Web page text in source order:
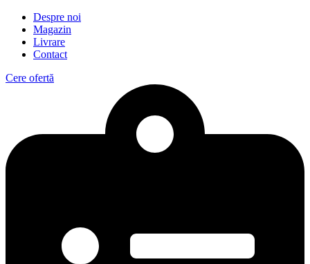
Despre noi
Magazin
Livrare
Contact
Cere ofertă